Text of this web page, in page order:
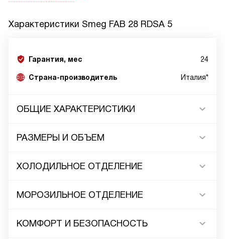
Характеристики Smeg FAB 28 RDSA 5
Гарантия, мес 24
Страна-производитель Италия*
ОБЩИЕ ХАРАКТЕРИСТИКИ
РАЗМЕРЫ И ОБЪЕМ
ХОЛОДИЛЬНОЕ ОТДЕЛЕНИЕ
МОРОЗИЛЬНОЕ ОТДЕЛЕНИЕ
КОМФОРТ И БЕЗОПАСНОСТЬ